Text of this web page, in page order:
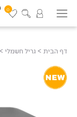
0
דף הבית > גריל חשמלי >